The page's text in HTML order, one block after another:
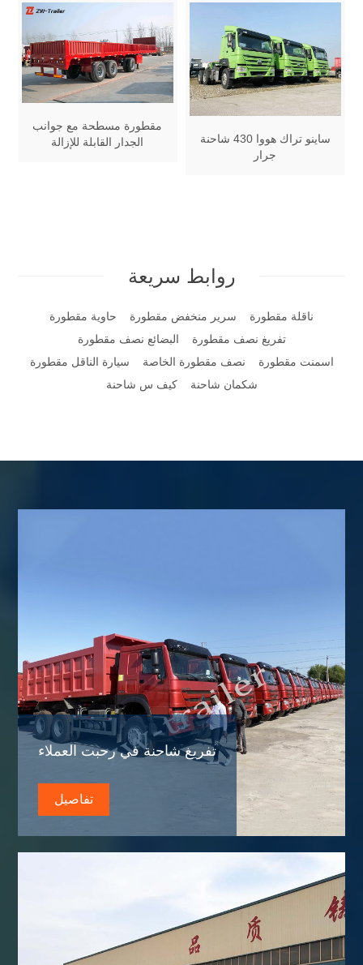
مقطورة مسطحة مع جوانب
الجدار القابلة للإزالة
ساينو تراك هووا 430 شاحنة
جرار
روابط سريعة
حاوية مقطورة سرير منخفض مقطورة
ناقلة مقطورة
البضائع نصف مقطورة
تفريغ نصف مقطورة
سيارة الناقل مقطورة
نصف مقطورة الخاصة
اسمنت مقطورة
كيف س شاحنة
شكمان شاحنة
تفريغ شاحنة في رحبت العملاء
تفاصيل